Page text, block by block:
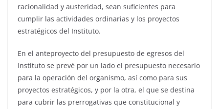
racionalidad y austeridad, sean suficientes para
cumplir las actividades ordinarias y los proyectos
estratégicos del Instituto.
En el anteproyecto del presupuesto de egresos del
Instituto se prevé por un lado el presupuesto necesario
para la operación del organismo, así como para sus
proyectos estratégicos, y por la otra, el que se destina
para cubrir las prerrogativas que constitucional y